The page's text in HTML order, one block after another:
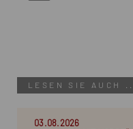
LESEN SIE AUCH
03.08.2026